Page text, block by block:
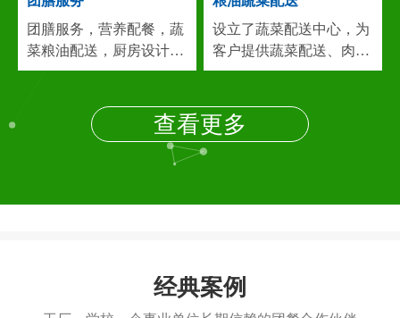
团膳服务，营养配餐，蔬
菜粮油配送，厨房设计，
食堂保洁，餐饮服务等食
服务公司，目前在长三角
地区已为60多家企业提供
我
希望各贵公司来电来人参
设立了蔬菜配送中心，为
客户提供蔬菜配送、肉类
配送、调料配送、粮油配
菜基地、肉食、禽、鱼、
米、油、调味品等供应厂
给，这给我们的食堂经营
查看更多
经典案例